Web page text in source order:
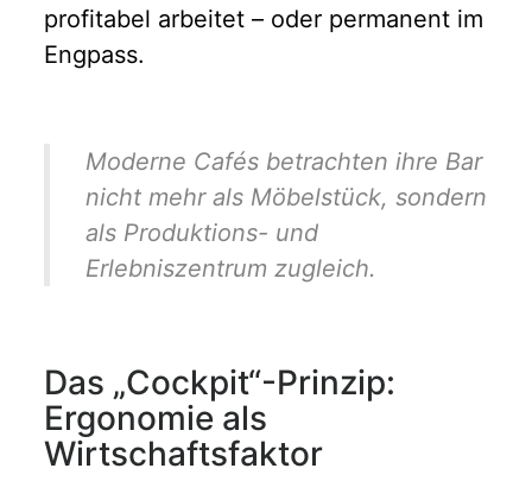
profitabel arbeitet – oder permanent im
Engpass.
Moderne Cafés betrachten ihre Bar
nicht mehr als Möbelstück, sondern
als Produktions- und
Erlebniszentrum zugleich.
Das „Cockpit“-Prinzip:
Ergonomie als
Wirtschaftsfaktor